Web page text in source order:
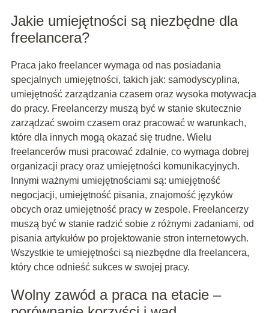
Jakie umiejętności są niezbędne dla
freelancera?
Praca jako freelancer wymaga od nas posiadania
specjalnych umiejętności, takich jak: samodyscyplina,
umiejętność zarządzania czasem oraz wysoka motywacja
do pracy. Freelancerzy muszą być w stanie skutecznie
zarządzać swoim czasem oraz pracować w warunkach,
które dla innych mogą okazać się trudne. Wielu
freelancerów musi pracować zdalnie, co wymaga dobrej
organizacji pracy oraz umiejętności komunikacyjnych.
Innymi ważnymi umiejętnościami są: umiejętność
negocjacji, umiejętność pisania, znajomość języków
obcych oraz umiejętność pracy w zespole. Freelancerzy
muszą być w stanie radzić sobie z różnymi zadaniami, od
pisania artykułów po projektowanie stron internetowych.
Wszystkie te umiejętności są niezbędne dla freelancera,
który chce odnieść sukces w swojej pracy.
Wolny zawód a praca na etacie –